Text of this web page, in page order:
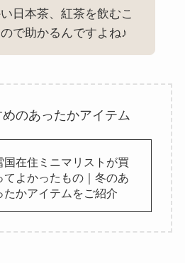
日本茶、紅茶を飲むこ
で助かるんですよね♪
のあったかアイテム
国在住ミニマリストが買
てよかったもの｜冬のあ
たかアイテムをご紹介